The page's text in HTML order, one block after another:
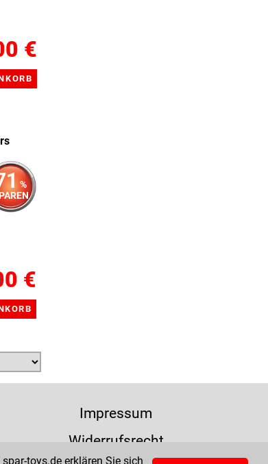
toys.de erklären Sie sich
€
%
€
Impressum
Widerrufsrecht